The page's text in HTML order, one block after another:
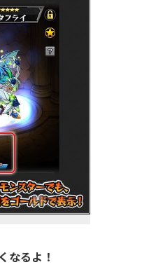
なるよ！